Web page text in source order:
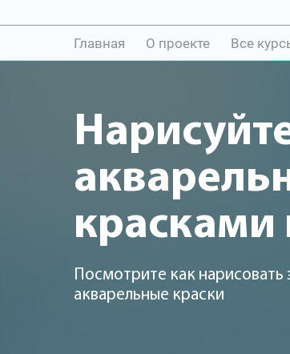
Главная О проекте Все
красками
Посмотрите как
акварельные краски